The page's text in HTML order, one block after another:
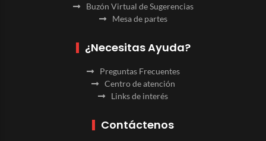
Buzón Virtual de Sugerencias
Mesa de partes
¿Necesitas Ayuda?
Preguntas Frecuentes
Centro de atención
Links de interés
Contáctenos